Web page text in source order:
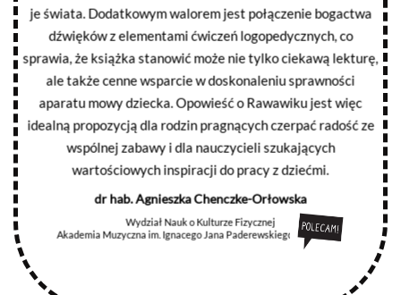
je świata. Dodatkowym walorem jest połączenie bogactwa
dźwięków z elementami ćwiczeń logopedycznych, co
sprawia, że książka stanowić może nie tylko ciekawą lekturę,
ale także cenne wsparcie w doskonaleniu sprawności
aparatu mowy dziecka. Opowieść o Rawawiku jest więc
idealną propozycją dla rodzin pragnących czerpać radość ze
wspólnej zabawy i dla nauczycieli szukających
wartościowych inspiracji do pracy z dziećmi.
dr hab. Agnieszka Chenczke-Orłowska
Wydział Nauk o Kulturze Fizycznej
Akademia Muzyczna im. Ignacego Jana Paderewskiego w Poznaniu